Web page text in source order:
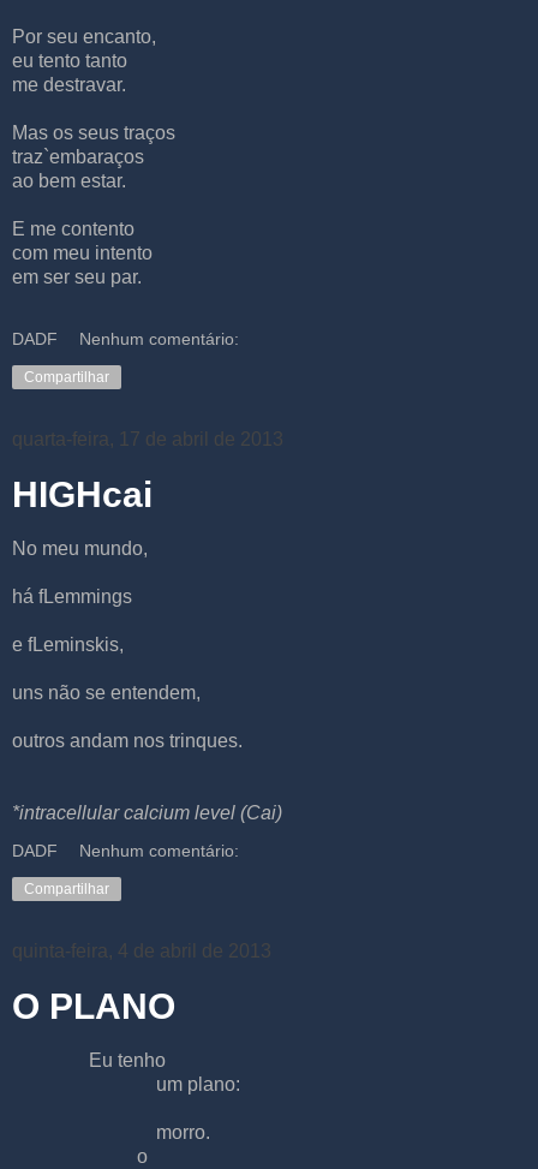
Por seu encanto,
eu tento tanto
me destravar.
Mas os seus traços
traz`embaraços
ao bem estar.
E me contento
com meu intento
em ser seu par.
DADF Nenhum comentário:
Compartilhar
quarta-feira, 17 de abril de 2013
HIGHcai
No meu mundo,
há fLemmings
e fLeminskis,
uns não se entendem,
outros andam nos trinques.
*intracellular calcium level (Cai)
DADF Nenhum comentário:
Compartilhar
quinta-feira, 4 de abril de 2013
O PLANO
Eu tenho
um plano:
morro.
o